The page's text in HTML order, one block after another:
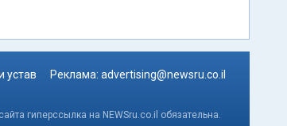
устав Реклама: advertising@newsru.co.il
гиперссылка на NEWSru.co.il обязательна.